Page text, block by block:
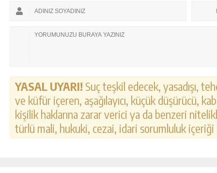
YASAL UYARI! Suç teşkil edecek, yasadışı,
ve küfür içeren, aşağılayıcı, küçük düşürücü,
kişilik haklarına zarar verici ya da benzeri
türlü mali, hukuki, cezai, idari sorumluluk